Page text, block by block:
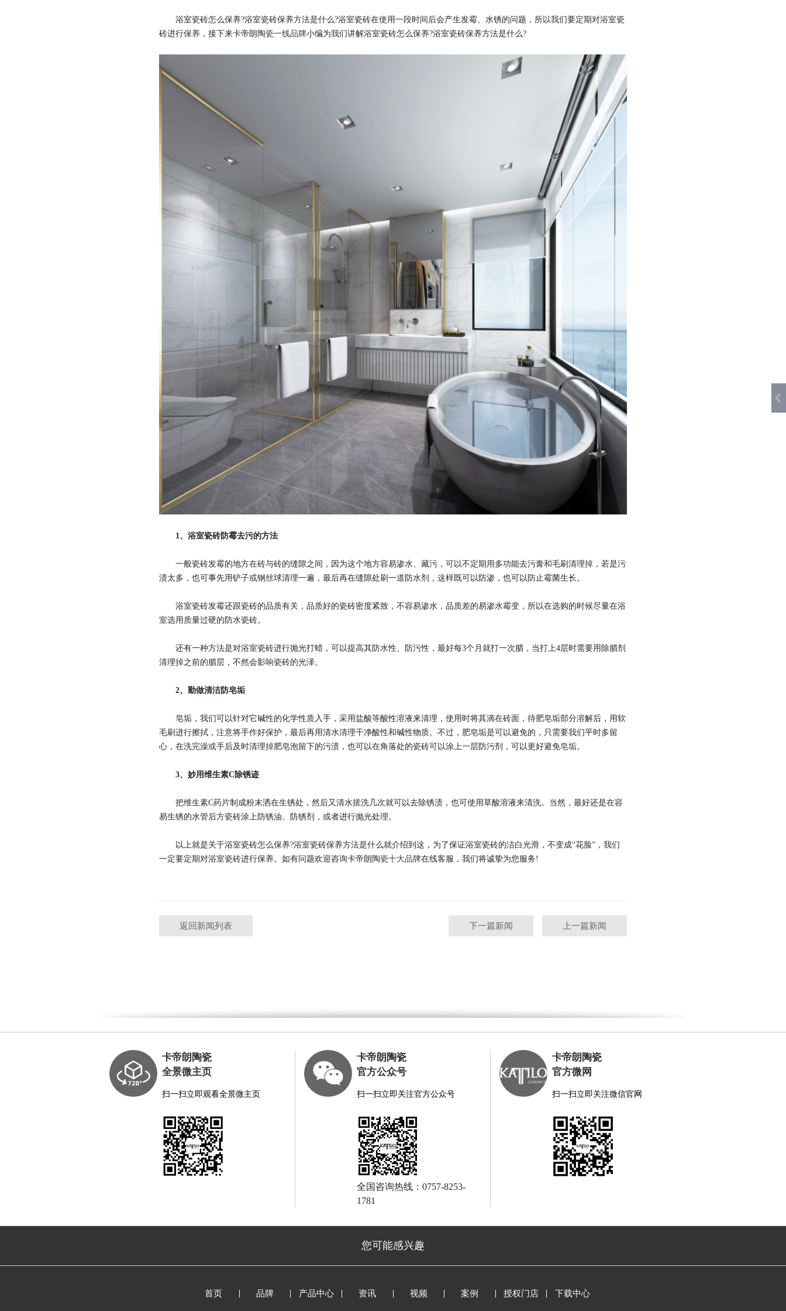
浴室瓷砖怎么保养?浴室瓷砖保养方法是什么?浴室瓷砖在使用一段时间后会产生发霉、水锈的问题，所以我们要定期对浴室瓷
砖进行保养，接下来卡帝朗 陶瓷一线品牌小编为我们讲解浴室瓷砖怎么保养?浴室瓷砖保养方法是什么?
1、浴室瓷砖防霉去污的方法
一般瓷砖发霉的地方在砖与砖的缝隙之间，因为这个地方容易渗水、藏污，可以不定期用多功能去污膏和毛刷清理掉，若是污
渍太多，也可事先用铲子或钢丝球清理一遍，最后再在缝隙处刷一道防水剂，这样既可以防渗，也可以防止霉菌生长。
浴室瓷砖发霉还跟瓷砖的品质有关，品质好的瓷砖密度紧致，不容易渗水，品质差的易渗水霉变，所以在选购的时候尽量在浴
室选用质量过硬的防水瓷砖。
还有一种方法是对浴室瓷砖进行抛光打蜡，可以提高其防水性、防污性，最好每3个月就打一次腊，当打上4层时需要用除腊剂
清理掉之前的腊层，不然会影响瓷砖的光泽。
2、勤做清洁防皂垢
皂垢，我们可以针对它碱性的化学性质入手，采用盐酸等酸性溶液来清理，使用时将其滴在砖面，待肥皂垢部分溶解后，用软
毛刷进行擦拭，注意将手作好保护，最后再用清水清理干净酸性和碱性物质。不过，肥皂垢是可以避免的，只需要我们平时多留
心，在洗完澡或手后及时清理掉肥皂泡留下的污渍，也可以在角落处的瓷砖可以涂上一层防污剂，可以更好避免皂垢。
3、妙用维生素C除锈迹
把维生素C药片制成粉末洒在生锈处，然后又清水搓洗几次就可以去除锈渍，也可使用草酸溶液来清洗。当然，最好还是在容
易生锈的水管后方瓷砖涂上防锈油、防锈剂，或者进行抛光处理。
以上就是关于浴室瓷砖怎么保养?浴室瓷砖保养方法是什么就介绍到这，为了保证浴室瓷砖的洁白光滑，不变成“花脸”，我们
一定要定期对浴室瓷砖进行保养。如有问题欢迎咨询卡帝朗 陶瓷十大品牌在线客服，我们将诚挚为您服务!
返回新闻列表 上一篇新闻
下一篇新闻
卡帝朗陶瓷
全景微主页
扫一扫立即观看全景微主页
卡帝朗陶瓷
官方公众号
扫一扫立即关注官方公众号
全国咨询热线：0757-8253-
1781
卡帝朗陶瓷
官方微网
扫一扫立即关注微信官网
您可能感兴趣
首页 品牌 产品中心 资讯 视频 案例 授权门店 下载中心